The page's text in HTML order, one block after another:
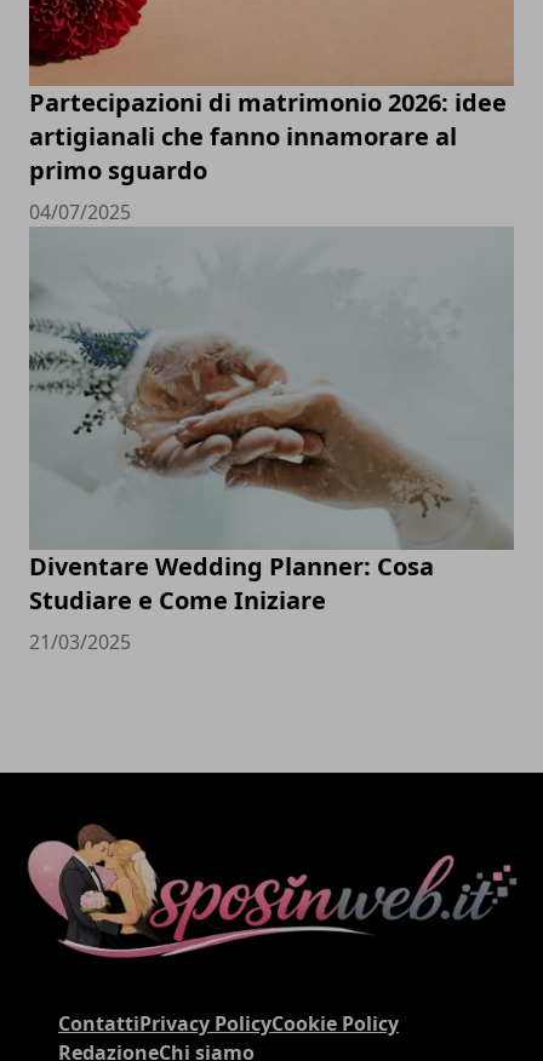
Partecipazioni di matrimonio 2026: idee
artigianali che fanno innamorare al
primo sguardo
04/07/2025
Diventare Wedding Planner: Cosa
Studiare e Come Iniziare
21/03/2025
ContattiPrivacy PolicyCookie Policy
RedazioneChi siamo